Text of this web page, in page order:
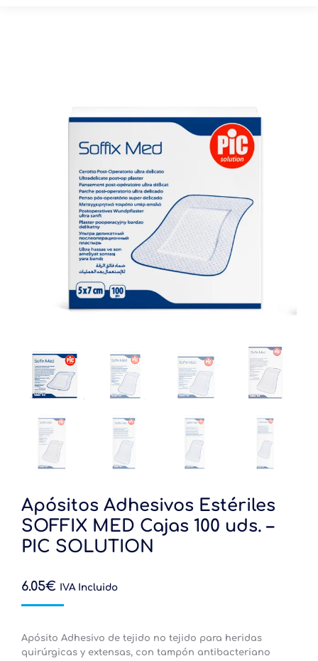
Apósitos Adhesivos Estériles
SOFFIX MED Cajas 100 uds. –
PIC SOLUTION
6.05€ IVA Incluido
Apósito Adhesivo de tejido no tejido para heridas
quirúrgicas y extensas, con tampón antibacteriano